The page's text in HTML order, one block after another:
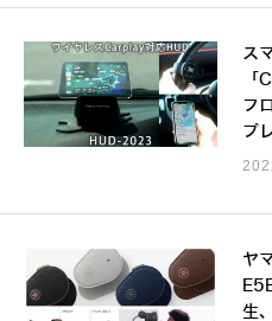
ス
「
フ
プ
ヤ
生